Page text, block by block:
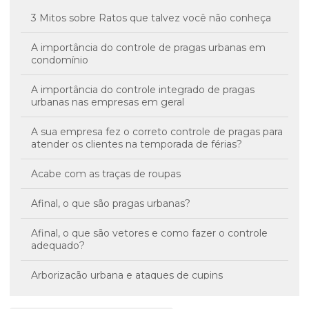
3 Mitos sobre Ratos que talvez você não conheça
A importância do controle de pragas urbanas em
condomínio
A importância do controle integrado de pragas
urbanas nas empresas em geral
A sua empresa fez o correto controle de pragas para
atender os clientes na temporada de férias?
Acabe com as traças de roupas
Afinal, o que são pragas urbanas?
Afinal, o que são vetores e como fazer o controle
adequado?
Arborização urbana e ataques de cupins